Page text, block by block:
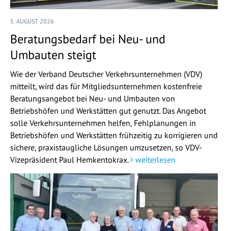
5. AUGUST 2026
Beratungsbedarf bei Neu- und
Umbauten steigt
Wie der Verband Deutscher Verkehrsunternehmen (VDV)
mitteilt, wird das für Mitgliedsunternehmen kostenfreie
Beratungsangebot bei Neu- und Umbauten von
Betriebshöfen und Werkstätten gut genutzt. Das Angebot
solle Verkehrsunternehmen helfen, Fehlplanungen in
Betriebshöfen und Werkstätten frühzeitig zu korrigieren und
sichere, praxistaugliche Lösungen umzusetzen, so VDV-
Vizepräsident Paul Hemkentokrax.
weiterlesen